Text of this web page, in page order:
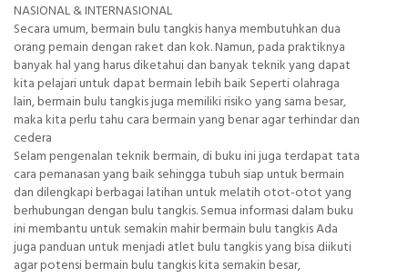
NASIONAL & INTERNASIONAL
Secara umum, bermain bulu tangkis hanya membutuhkan dua
orang pemain dengan raket dan kok. Namun, pada praktiknya
banyak hal yang harus diketahui dan banyak teknik yang dapat
kita pelajari untuk dapat bermain lebih baik Seperti olahraga
lain, bermain bulu tangkis juga memiliki risiko yang sama besar,
maka kita perlu tahu cara bermain yang benar agar terhindar dan
cedera
Selam pengenalan teknik bermain, di buku ini juga terdapat tata
cara pemanasan yang baik sehingga tubuh siap untuk bermain
dan dilengkapi berbagai latihan untuk melatih otot-otot yang
berhubungan dengan bulu tangkis. Semua informasi dalam buku
ini membantu untuk semakin mahir bermain bulu tangkis Ada
juga panduan untuk menjadi atlet bulu tangkis yang bisa diikuti
agar potensi bermain bulu tangkis kita semakin besar,